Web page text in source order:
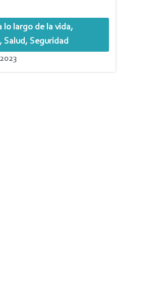
lo largo de la vida,
Salud, Seguridad